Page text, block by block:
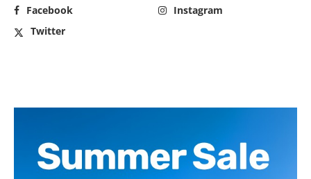
Facebook
Instagram
Twitter